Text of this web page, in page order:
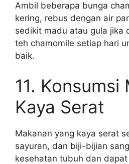
Ambil beberapa bunga
kering, rebus dengan air
sedikit madu atau gula jika
teh chamomile setiap hari
baik.
11. Konsumsi
Kaya Serat
Makanan yang kaya serat
sayuran, dan biji-bijian
kesehatan tubuh dan